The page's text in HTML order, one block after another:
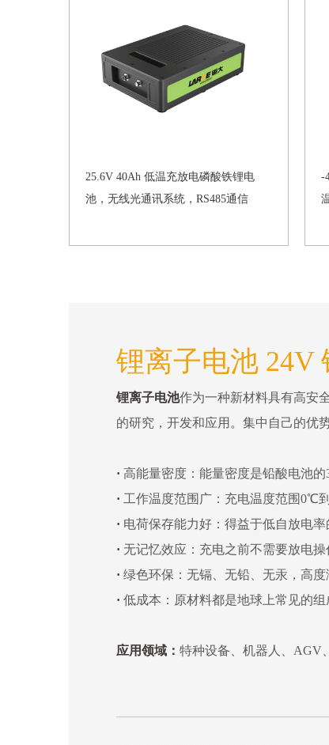
25.6V 40Ah 低温充放电磷酸铁锂电
池，无线光通讯系统，RS485通信
-
锂离子电池 24V
锂离子电池作为一种新材料具有高安
的研究，开发和应用。集中自己的优
· 高能量密度：能量密度是铅酸电池的
· 工作温度范围广：充电温度范围0℃
· 电荷保存能力好：得益于低自放电
· 无记忆效应：充电之前不需要放电操
· 绿色环保：无镉、无铅、无汞，高度
· 低成本：原材料都是地球上常见的组
应用领域： 特种设备、机器人、AGV